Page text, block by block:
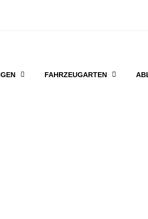
FAHRZEUGARTEN